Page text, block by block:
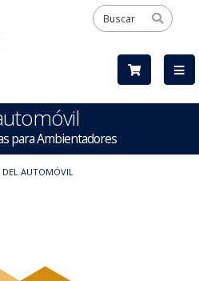
para Ambientadores
DEL AUTOMÓVIL